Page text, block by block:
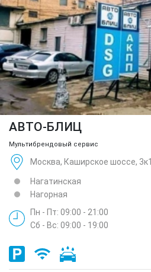
АВТО-БЛИЦ
Мультибрендовый сервис
Москва, Каширское шоссе, 3к1
Нагатинская
Нагорная
Пн - Пт: 09:00 - 21:00
Сб - Вс: 09:00 - 19:00